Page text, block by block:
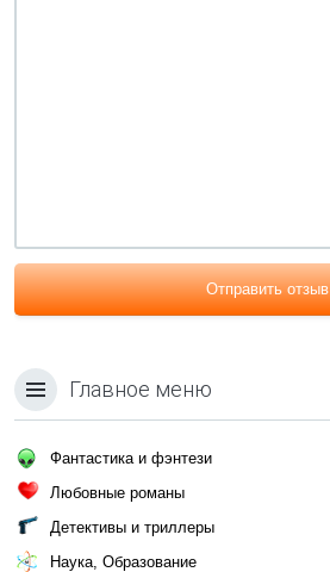
Отправить отзыв
Главное меню
Фантастика и фэнтези
Любовные романы
Детективы и триллеры
Наука, Образование